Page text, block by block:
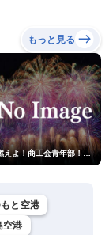
もっと見る
燃えよ！商工会青年部！！第23回こうのす花火大会
と空港
空港